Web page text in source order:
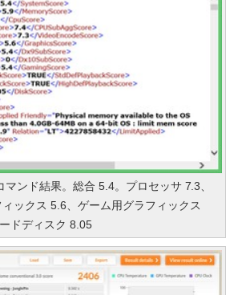
マンド結果。総合 5.4。プロセッサ 7.3、
ックス 5.6、ゲーム用グラフィックス
ドディスク 8.05